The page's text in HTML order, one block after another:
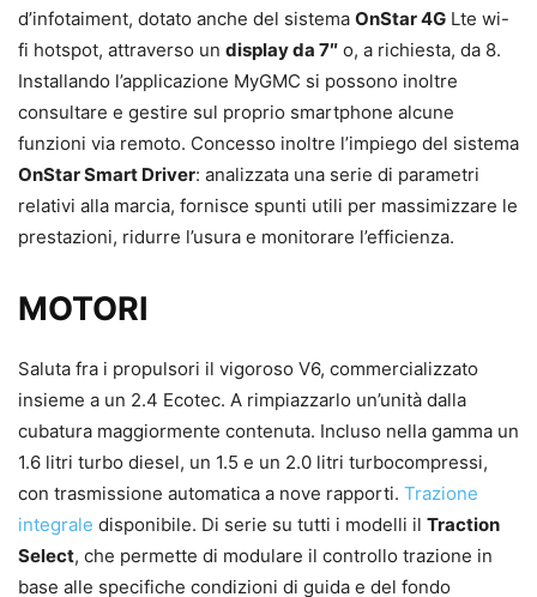
d’infotaiment, dotato anche del sistema OnStar 4G Lte wi-
fi hotspot, attraverso un display da 7″ o, a richiesta, da 8.
Installando l’applicazione MyGMC si possono inoltre
consultare e gestire sul proprio smartphone alcune
funzioni via remoto. Concesso inoltre l’impiego del sistema
OnStar Smart Driver: analizzata una serie di parametri
relativi alla marcia, fornisce spunti utili per massimizzare le
prestazioni, ridurre l’usura e monitorare l’efficienza.
MOTORI
Saluta fra i propulsori il vigoroso V6, commercializzato
insieme a un 2.4 Ecotec. A rimpiazzarlo un’unità dalla
cubatura maggiormente contenuta. Incluso nella gamma un
1.6 litri turbo diesel, un 1.5 e un 2.0 litri turbocompressi,
con trasmissione automatica a nove rapporti. Trazione
integrale disponibile. Di serie su tutti i modelli il Traction
Select, che permette di modulare il controllo trazione in
base alle specifiche condizioni di guida e del fondo